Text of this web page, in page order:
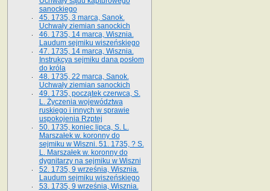
sanockiego
45. 1735, 3 marca, Sanok.
Uchwały ziemian sanockich
46. 1735, 14 marca, Wisznia.
Laudum sejmiku wiszeńskiego
47. 1735, 14 marca, Wisznia.
Instrukcya sejmiku dana posłom
do króla
48. 1735, 22 marca, Sanok.
Uchwały ziemian sanockich
49. 1735, początek czerwca, S.
L. Życzenia województwa
ruskiego i innych w sprawie
uspokojenia Rzptej
50. 1735, koniec lipca, S. L.
Marszałek w. koronny do
sejmiku w Wiszni. 51. 1735, ? S.
L. Marszałek w. koronny do
dygnitarzy na sejmiku w Wiszni
52. 1735, 9 września, Wisznia.
Laudum sejmiku wiszeńskiego
53. 1735, 9 września, Wisznia.